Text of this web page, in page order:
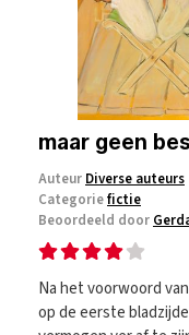
maar geen
Auteur Diverse auteurs
Categoriefictie
Beoordeeld door
Na het voorwoord
op de eerste